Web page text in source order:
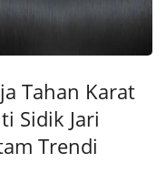
Tahan Karat
Sidik Jari
Trendi